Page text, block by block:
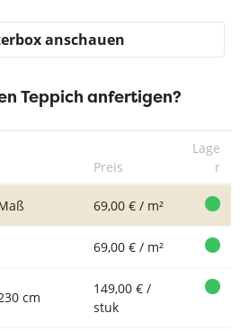
anschauen
Teppich anfertigen?
Preis
Lage
r
69,00 € / m²
69,00 € / m²
cm
149,00 € /
stuk